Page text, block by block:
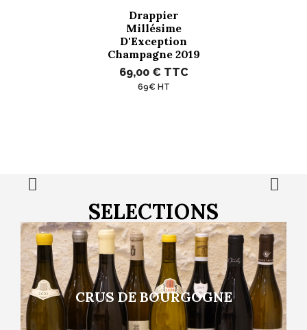
Drappier
Millésime
D'Exception
Champagne 2019
69,00 € TTC
69€ HT
SELECTIONS
CRUS DE BOURGOGNE